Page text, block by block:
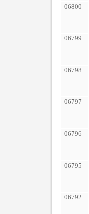
06800
06799
06798
06797
06796
06795
06792